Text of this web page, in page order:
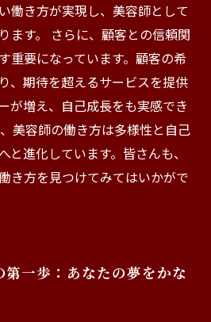
働き方が実現し、美容師として
ます。 さらに、顧客との信頼関
重要になっています。顧客の希
、期待を超えるサービスを提供
が増え、自己成長をも実感でき
美容師の働き方は多様性と自己
と進化しています。皆さんも、
き方を見つけてみてはいかがで
第一歩：あなたの夢をかな